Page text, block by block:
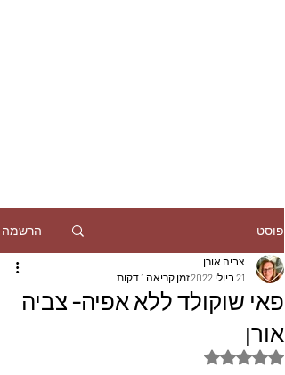
פוסט הרשמה
פאי שוקולד ללא אפיה- צביה
אורן
צביה אורן
21 ביולי 2022
זמן קריאה 1 דקות
דירוג של NaN מתוך 5 כוכבים